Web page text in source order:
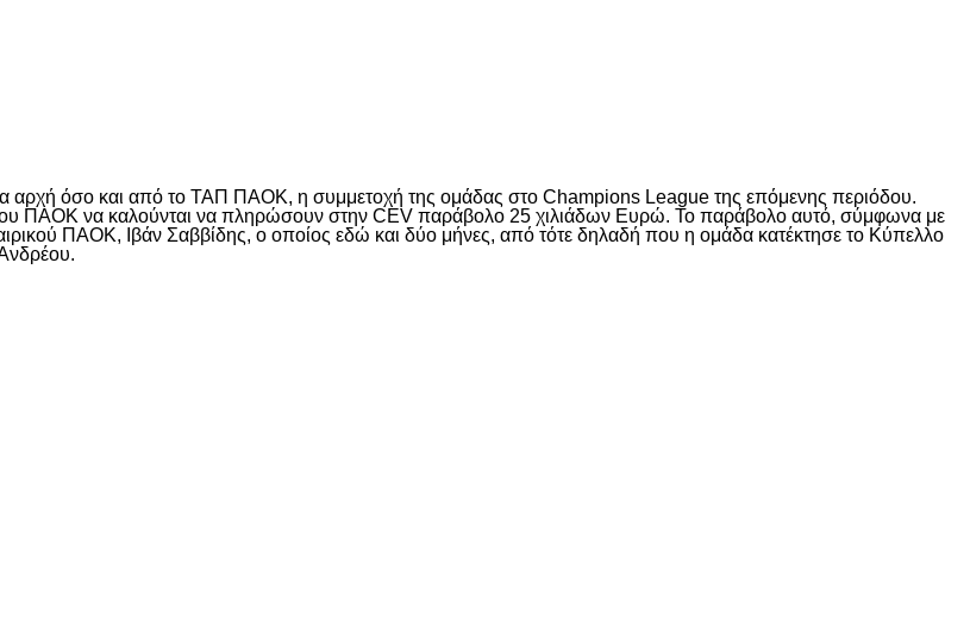
αρχή όσο και από το ΤΑΠ ΠΑΟΚ, η συμμετοχή της ομάδας στο Champions League της επόμενης περιόδου.
ΠΑΟΚ να καλούνται να πληρώσουν στην CEV παράβολο 25 χιλιάδων Ευρώ. Το παράβολο αυτό, σύμφωνα με
ΠΑΟΚ, Ιβάν Σαββίδης, ο οποίος εδώ και δύο μήνες, από τότε δηλαδή που η ομάδα κατέκτησε το Κύπελλο